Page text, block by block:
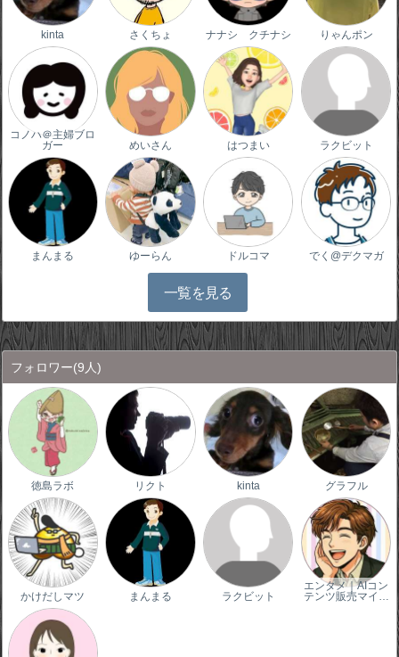
kinta さくちょ ナナシ クチナシ りゃんポン
コノハ＠主婦ブロ
ガー
めいさん はつまい ラクビット
まんまる ゆーらん ドルコマ でく@デクマガ
一覧を見る
フォロワー(9人)
徳島ラボ リクト kinta グラフル
かけだしマツ まんまる ラクビット
エンタメ｜AIコン
テンツ販売マイ…